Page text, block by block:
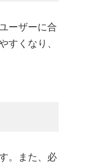
ーザーに合
すくなり、
。また、必